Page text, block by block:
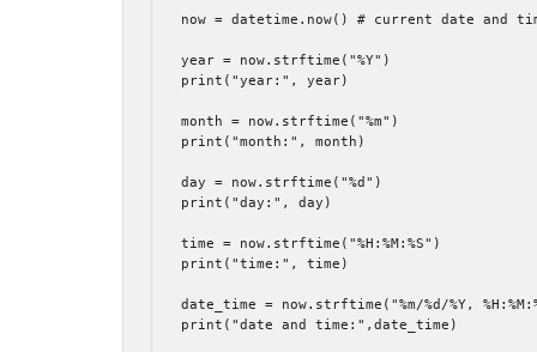
now = datetime.now() # current date and
year = now.strftime("%Y")
print("year:", year)
month = now.strftime("%m")
print("month:", month)
day = now.strftime("%d")
print("day:", day)
time = now.strftime("%H:%M:%S")
print("time:", time)
date_time = now.strftime("%m/%d/%Y,
print("date and time:",date_time)